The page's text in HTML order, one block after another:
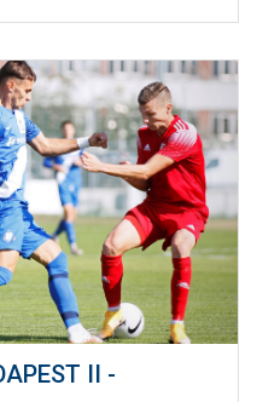
II -